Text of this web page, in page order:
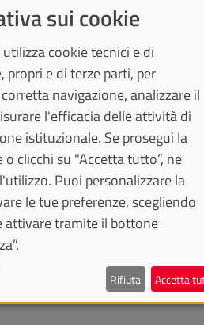
di posta elettronica
Equitativa di Ateneo.
sui cookie
cookie tecnici e di
propri e di terze parti, per
navigazione, analizzare il
l'efficacia delle attività di
istituzionale. Se prosegui la
o clicchi su "Accetta tutto”, ne
Puoi personalizzare la
le tue preferenze, scegliendo
attivare tramite il bottone
Rifiuta Accetta